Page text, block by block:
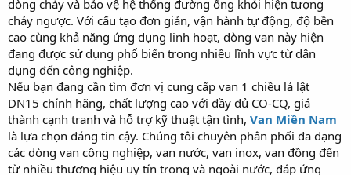
dòng chảy và bảo vệ hệ thống đường ống khỏi hiện tượng
chảy ngược. Với cấu tạo đơn giản, vận hành tự động, độ bền
cao cùng khả năng ứng dụng linh hoạt, dòng van này hiện
đang được sử dụng phổ biến trong nhiều lĩnh vực từ dân
dụng đến công nghiệp.
Nếu bạn đang cần tìm đơn vị cung cấp van 1 chiều lá lật
DN15 chính hãng, chất lượng cao với đầy đủ CO-CQ, giá
thành cạnh tranh và hỗ trợ kỹ thuật tận tình, Van Miền Nam
là lựa chọn đáng tin cậy. Chúng tôi chuyên phân phối đa dạng
các dòng van công nghiệp, van nước, van inox, van đồng đến
từ nhiều thương hiệu uy tín trong và ngoài nước, đáp ứng